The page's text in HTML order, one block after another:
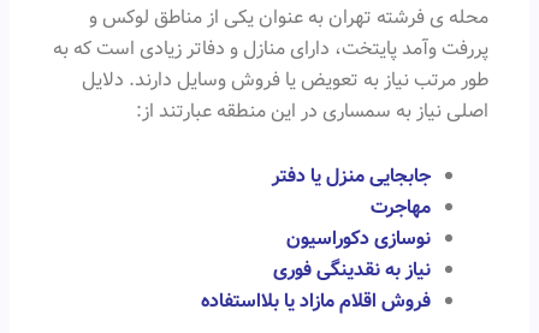
محله ی فرشته تهران به عنوان یکی از مناطق لوکس و
پررفت وآمد پایتخت، دارای منازل و دفاتر زیادی است که به
طور مرتب نیاز به تعویض یا فروش وسایل دارند. دلایل
اصلی نیاز به سمساری در این منطقه عبارتند از:
جابجایی منزل یا دفتر
مهاجرت
نوسازی دکوراسیون
نیاز به نقدینگی فوری
فروش اقلام مازاد یا بلااستفاده